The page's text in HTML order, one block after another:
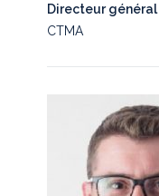
Directeur général
CTMA